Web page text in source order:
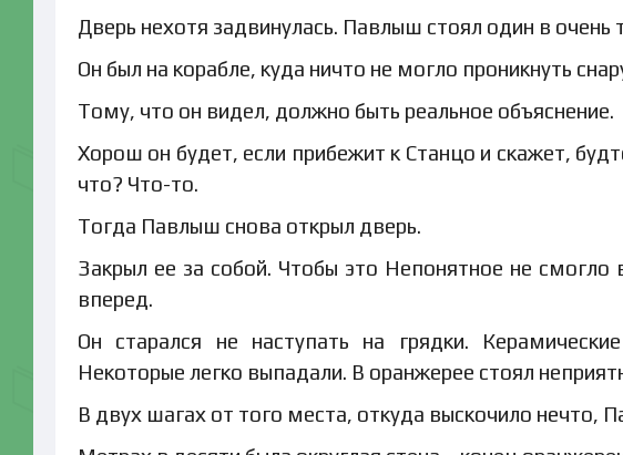
Дверь нехотя задвинулась. Павлыш стоял один в
Он был на корабле, куда ничто не могло проникнуть
Тому, что он видел, должно быть реальное объяснение.
Хорош он будет, если прибежит к Станцо и скажет,
что? Что-то.
Тогда Павлыш снова открыл дверь.
Закрыл ее за собой. Чтобы это Непонятное не
вперед.
Он старался не наступать на грядки.
Некоторые легко выпадали. В оранжерее стоял
В двух шагах от того места, откуда выскочило нечто,